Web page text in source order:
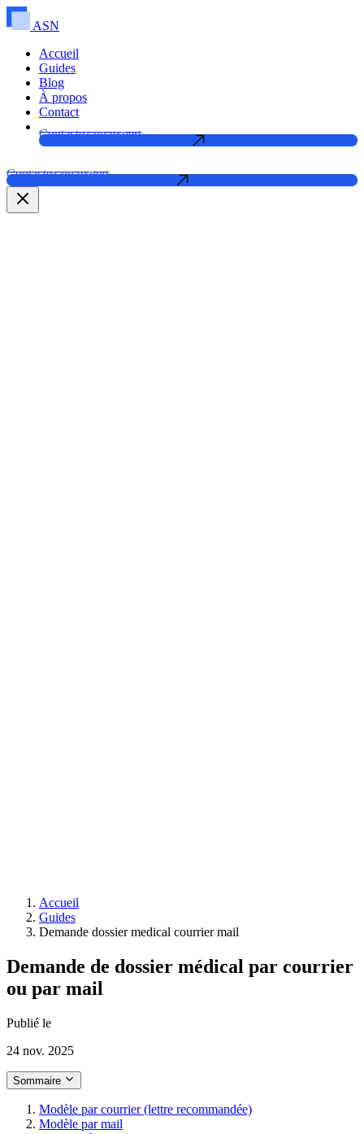
ASN
Accueil
Guides
Blog
À propos
Contact
Contactez un expert
Contactez un expert
Accueil
Guides
Demande dossier medical courrier mail
Demande de dossier médical par courrier
ou par mail
Publié le
24 nov. 2025
Sommaire
Modèle par courrier (lettre recommandée)
Modèle par mail